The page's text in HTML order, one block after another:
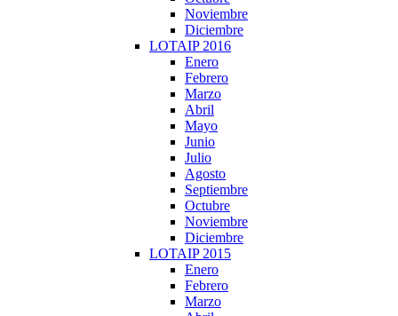
Noviembre
Diciembre
LOTAIP 2016
Enero
Febrero
Marzo
Abril
Mayo
Junio
Julio
Agosto
Septiembre
Octubre
Noviembre
Diciembre
LOTAIP 2015
Enero
Febrero
Marzo